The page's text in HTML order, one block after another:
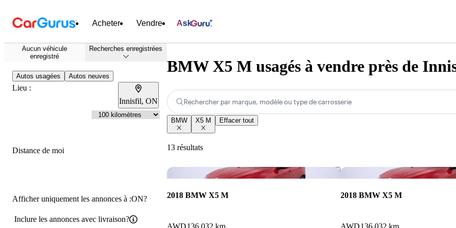
Acheter Vendre Ask
Aucun véhicule
enregistré
Recherches enregistrées
Autos usagées Autos neuves
Lieu :
Innisfil, ON
Distance de moi
Afficher uniquement les annonces à :ON?
Inclure les annonces avec livraison?
BMW X5 M usagés à vendre près de
Rechercher par marque, modèle ou type de carrosserie
BMW X5 M Effacer tout
13 résultats
Enregistrer cette annonce
2018 BMW X5 M
AWD136 032 km
2018 BMW X5 M
AWD136 032 km